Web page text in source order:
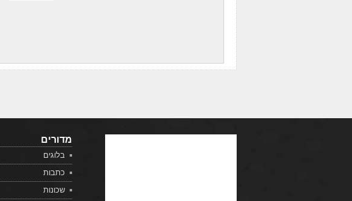
מדורים
בלוגים
כתבות
שכונות